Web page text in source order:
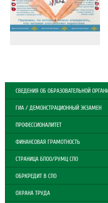
СВЕДЕНИЯ ОБ ОБРАЗОВАТЕЛЬНОЙ
ГИА / ДЕМОНСТРАЦИОННЫЙ ЭКЗАМЕН
ПРОФЕССИОНАЛИТЕТ
ФИНАНСОВАЯ ГРАМОТНОСТЬ
СТРАНИЦА БПОО/РУМЦ СПО
ОБРКРЕДИТ В СПО
ОХРАНА ТРУДА